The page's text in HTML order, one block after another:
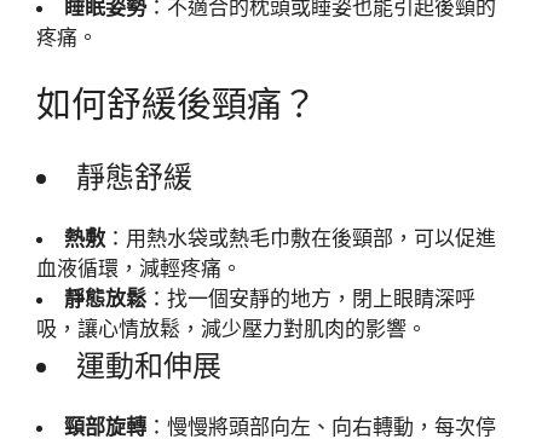
睡眠姿勢：不適合的枕頭或睡姿也能引起後頸的
疼痛。
如何舒緩後頸痛？
靜態舒緩
熱敷 ：用熱水袋或熱毛巾敷在後頸部，可以促進
血液循環，減輕疼痛。
靜態放鬆 ：找一個安靜的地方，閉上眼睛深呼
吸，讓心情放鬆，減少壓力對肌肉的影響。
運動和伸展
頸部旋轉 ：慢慢將頭部向左、向右轉動，每次停